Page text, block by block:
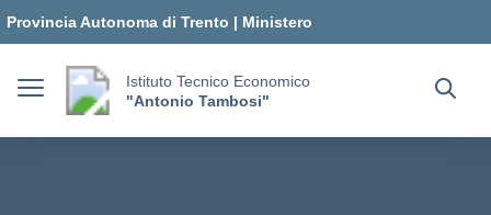
Provincia Autonoma di Trento | Ministero
dell'Istruzione e del Merito
Istituto Tecnico Economico
"Antonio Tambosi"